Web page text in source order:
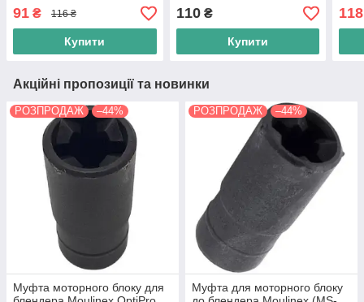
91 ₴ 116 ₴
Купити
110₴
Купити
118
Акційні пропозиції та новинки
РОЗПРОДАЖ –44%
Муфта моторного блоку для
РОЗПРОДАЖ –44%
Муфта для моторного блоку